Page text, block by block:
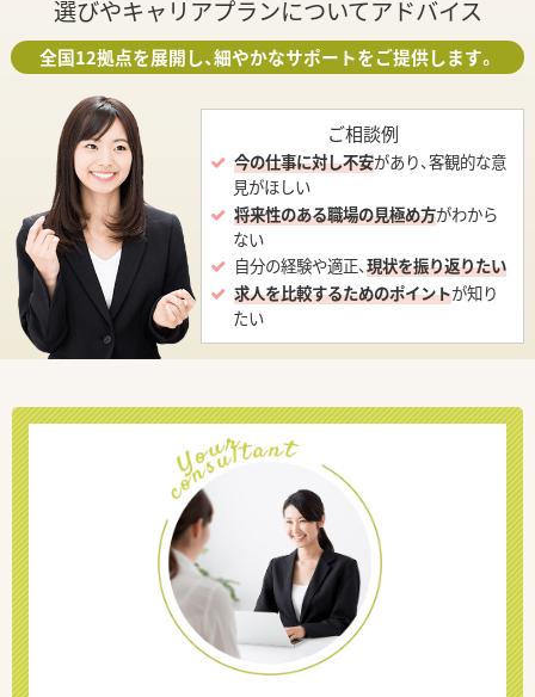
選びやキャリアプランについてアドバイス
全国12拠点を展開し、細やかなサポートをご提供します。
ご相談例
今の仕事に対し不安があり、客観的な意
見がほしい
将来性のある職場の見極め方がわから
ない
自分の経験や適正、現状を振り返りたい
求人を比較するためのポイントが知り
たい